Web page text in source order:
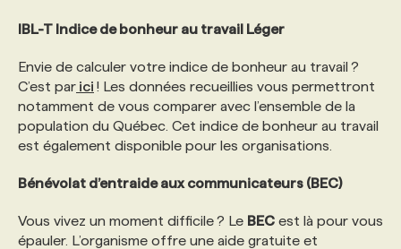
IBL-T Indice de bonheur au travail Léger
Envie de calculer votre indice de bonheur au travail ?
C’est par ici ! Les données recueillies vous permettront
notamment de vous comparer avec l’ensemble de la
population du Québec. Cet indice de bonheur au travail
est également disponible pour les organisations.
Bénévolat d’entraide aux communicateurs (BEC)
Vous vivez un moment difficile ? Le BEC est là pour vous
épauler. L’organisme offre une aide gratuite et